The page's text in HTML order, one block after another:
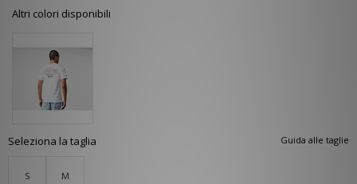
Altri colori disponibili
Guida alle taglie
Seleziona la taglia
S M